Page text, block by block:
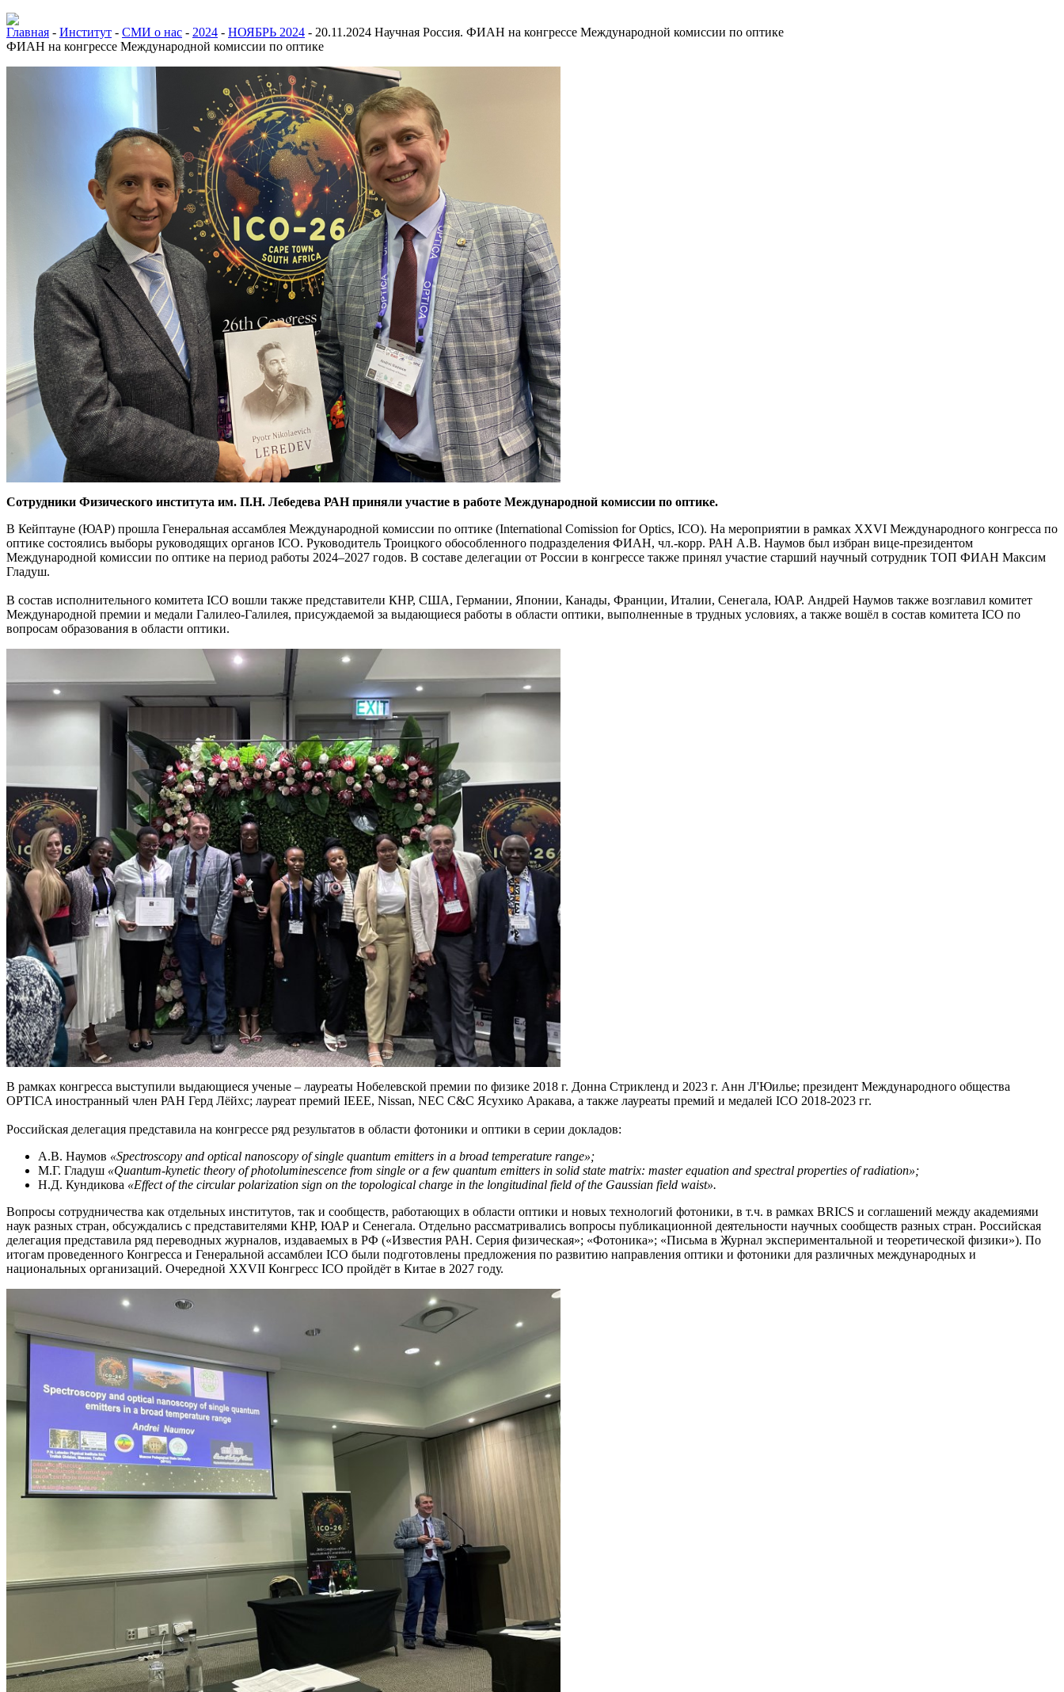
Главная - Институт - СМИ о нас - 2024 - НОЯБРЬ 2024 - 20.11.2024 Научная Россия. ФИАН на конгрессе Международной комиссии по оптике
ФИАН на конгрессе Международной комиссии по оптике
Сотрудники Физического института им. П.Н. Лебедева РАН приняли участие в работе Международной комиссии по оптике.
В Кейптауне (ЮАР) прошла Генеральная ассамблея Международной комиссии по оптике (International Comission for Optics, ICO). На мероприятии в рамках XXVI Международного конгресса по
оптике состоялись выборы руководящих органов ICO. Руководитель Троицкого обособленного подразделения ФИАН, чл.-корр. РАН А.В. Наумов был избран вице-президентом
Международной комиссии по оптике на период работы 2024–2027 годов. В составе делегации от России в конгрессе также принял участие старший научный сотрудник ТОП ФИАН Максим
Гладуш.
В состав исполнительного комитета ICO вошли также представители КНР, США, Германии, Японии, Канады, Франции, Италии, Сенегала, ЮАР. Андрей Наумов также возглавил комитет
Международной премии и медали Галилео-Галилея, присуждаемой за выдающиеся работы в области оптики, выполненные в трудных условиях, а также вошёл в состав комитета ICO по
вопросам образования в области оптики.
В рамках конгресса выступили выдающиеся ученые – лауреаты Нобелевской премии по физике 2018 г. Донна Стрикленд и 2023 г. Анн Л'Юилье; президент Международного общества
OPTICA иностранный член РАН Герд Лёйхс; лауреат премий IEEE, Nissan, NEC C&C Ясухико Аракава, а также лауреаты премий и медалей ICO 2018-2023 гг.
Российская делегация представила на конгрессе ряд результатов в области фотоники и оптики в серии докладов:
А.В. Наумов «Spectroscopy and optical nanoscopy of single quantum emitters in a broad temperature range»;
М.Г. Гладуш «Quantum-kynetic theory of photoluminescence from single or a few quantum emitters in solid state matrix: master equation and spectral properties of radiation»;
Н.Д. Кундикова «Effect of the circular polarization sign on the topological charge in the longitudinal field of the Gaussian field waist».
Вопросы сотрудничества как отдельных институтов, так и сообществ, работающих в области оптики и новых технологий фотоники, в т.ч. в рамках BRICS и соглашений между академиями
наук разных стран, обсуждались с представителями КНР, ЮАР и Сенегала. Отдельно рассматривались вопросы публикационной деятельности научных сообществ разных стран. Российская
делегация представила ряд переводных журналов, издаваемых в РФ («Известия РАН. Серия физическая»; «Фотоника»; «Письма в Журнал экспериментальной и теоретической физики»). По
итогам проведенного Конгресса и Генеральной ассамблеи ICO были подготовлены предложения по развитию направления оптики и фотоники для различных международных и
национальных организаций. Очередной XXVII Конгресс ICO пройдёт в Китае в 2027 году.